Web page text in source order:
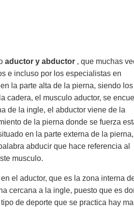
aductor y abductor , que muchas
e incluso por los especialistas en
la parte alta de la pierna, siendo los
cadera, el musculo aductor, se
de la ingle, el abductor viene de la
de la pierna donde se fuerza
en la parte externa de la
abducir que hace referencia al
musculo.
el aductor, que es la zona interna
cercana a la ingle, puesto que es
de deporte que se practica hay